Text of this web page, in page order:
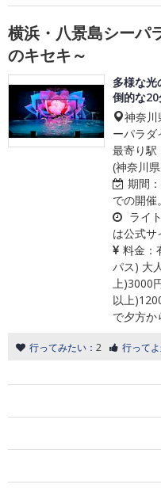
横浜・八景島シー
のキセキ～
多様な
倒的な
神奈川
ーパラダ
最寄り駅
(神奈川
期間：
での開催
ライ
は公式サ
料金：
パス) 大
上)3000
以上
で夕方か
行ってみたい： 2 行って